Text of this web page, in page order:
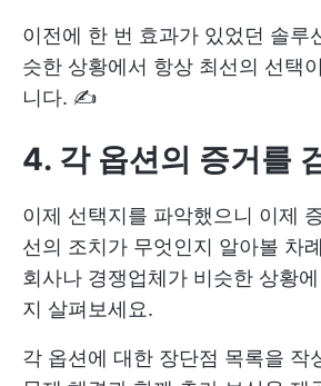
이전에 한 번 효과가 있었던 솔루
슷한 상황에서 항상 최선의 선택
니다. ✍️
4. 각 옵션의 증거를
이제 선택지를 파악했으니 이제
선의 조치가 무엇인지 알아볼 차
회사나 경쟁업체가 비슷한 상황
지 살펴보세요.
각 옵션에 대한 장단점 목록을 작